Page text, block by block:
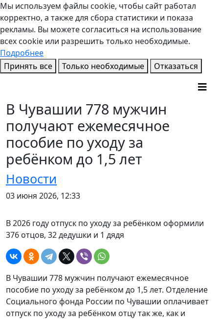
Мы используем файлы cookie, чтобы сайт работал
корректно, а также для сбора статистики и показа
рекламы. Вы можете согласиться на использование
всех cookie или разрешить только необходимые.
Подробнее
Принять все
Только необходимые Отказаться
В Чувашии 778 мужчин
получают ежемесячное
пособие по уходу за
ребёнком до 1,5 лет
Новости
03 июня 2026, 12:33
В 2026 году отпуск по уходу за ребёнком оформили
376 отцов, 32 дедушки и 1 дядя
В Чувашии 778 мужчин получают ежемесячное
пособие по уходу за ребёнком до 1,5 лет. Отделение
Социального фонда России по Чувашии оплачивает
отпуск по уходу за ребёнком отцу так же, как и